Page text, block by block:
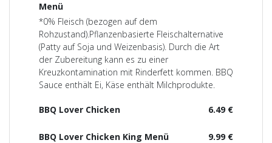
Menü
*0% Fleisch (bezogen auf dem
Rohzustand).Pflanzenbasierte Fleischalternative
(Patty auf Soja und Weizenbasis). Durch die Art
der Zubereitung kann es zu einer
Kreuzkontamination mit Rinderfett kommen. BBQ
Sauce enthält Ei, Käse enthält Milchprodukte.
6.49 €
BBQ Lover Chicken
9.99 €
BBQ Lover Chicken King Menü